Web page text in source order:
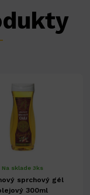
Na sklade 3ks
sprchový gél
300ml